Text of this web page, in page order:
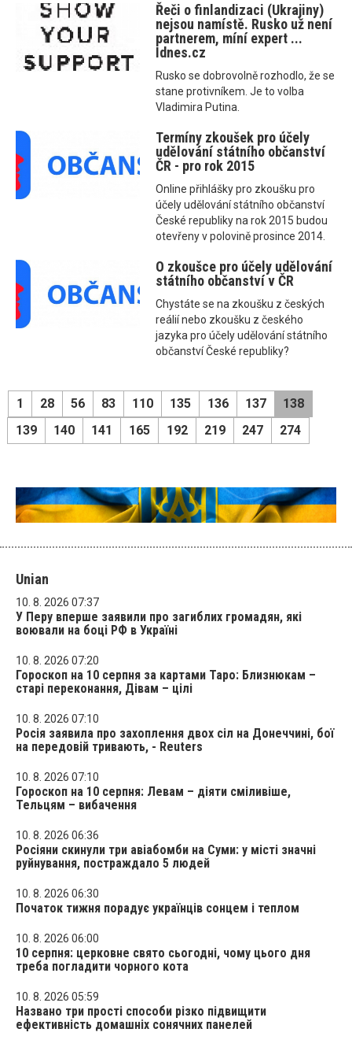
Řeči o finlandizaci (Ukrajiny)
nejsou namístě. Rusko už není
partnerem, míní expert ...
Idnes.cz
Rusko se dobrovolně rozhodlo, že se
stane protivníkem. Je to volba
Vladimira Putina.
Termíny zkoušek pro účely
udělování státního občanství
ČR - pro rok 2015
Online přihlášky pro zkoušku pro
účely udělování státního občanství
České republiky na rok 2015 budou
otevřeny v polovině prosince 2014.
O zkoušce pro účely udělování
státního občanství v ČR
Chystáte se na zkoušku z českých
reálií nebo zkoušku z českého
jazyka pro účely udělování státního
občanství České republiky?
1 28 56 83 110 135 136 137
138
139
140 141 165 192 219 247 274
Unian
10. 8. 2026 07:37
У Перу вперше заявили про загиблих громадян, які
воювали на боці РФ в Україні
10. 8. 2026 07:20
Гороскоп на 10 серпня за картами Таро: Близнюкам –
старі переконання, Дівам – цілі
10. 8. 2026 07:10
Росія заявила про захоплення двох сіл на Донеччині, бої
на передовій тривають, - Reuters
10. 8. 2026 07:10
Гороскоп на 10 серпня: Левам – діяти сміливіше,
Тельцям – вибачення
10. 8. 2026 06:36
Росіяни скинули три авіабомби на Суми: у місті значні
руйнування, постраждало 5 людей
10. 8. 2026 06:30
Початок тижня порадує українців сонцем і теплом
10. 8. 2026 06:00
10 серпня: церковне свято сьогодні, чому цього дня
треба погладити чорного кота
10. 8. 2026 05:59
Названо три прості способи різко підвищити
ефективність домашніх сонячних панелей